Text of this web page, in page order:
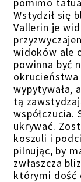
Wstydził się
Vallerin je
widoków ale
powinna być
wypytywała,
tą
współczucia.
ukrywać.
koszuli i
pilnując, by
zwłaszcza
którymi dość